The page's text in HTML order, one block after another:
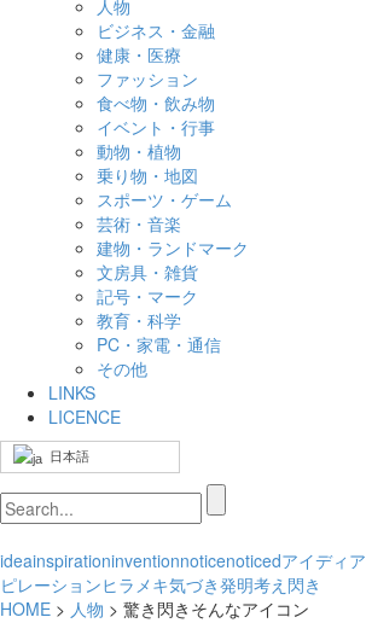
人物
ビジネス・金融
健康・医療
ファッション
食べ物・飲み物
イベント・行事
動物・植物
乗り物・地図
スポーツ・ゲーム
芸術・音楽
建物・ランドマーク
文房具・雑貨
記号・マーク
教育・科学
PC・家電・通信
その他
LINKS
LICENCE
日本語
ideainspirationinventionnoticenoticedアイディア
ピレーションヒラメキ気づき発明考え 閃き
HOME > 人物 > 驚き閃きそんなアイコン